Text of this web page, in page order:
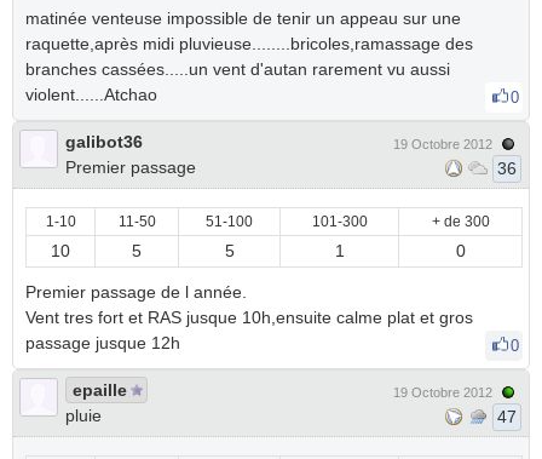
matinée venteuse impossible de tenir un appeau sur une
raquette,après midi pluvieuse........bricoles,ramassage des
branches cassées.....un vent d'autan rarement vu aussi
violent......Atchao
0
galibot36
Premier passage
19 Octobre 2012
36
1-10 11-50 51-100 101-300 + de 300
10 5 5 1 0
Premier passage de l année.
Vent tres fort et RAS jusque 10h,ensuite calme plat et gros
passage jusque 12h
0
epaille
pluie
19 Octobre 2012
47